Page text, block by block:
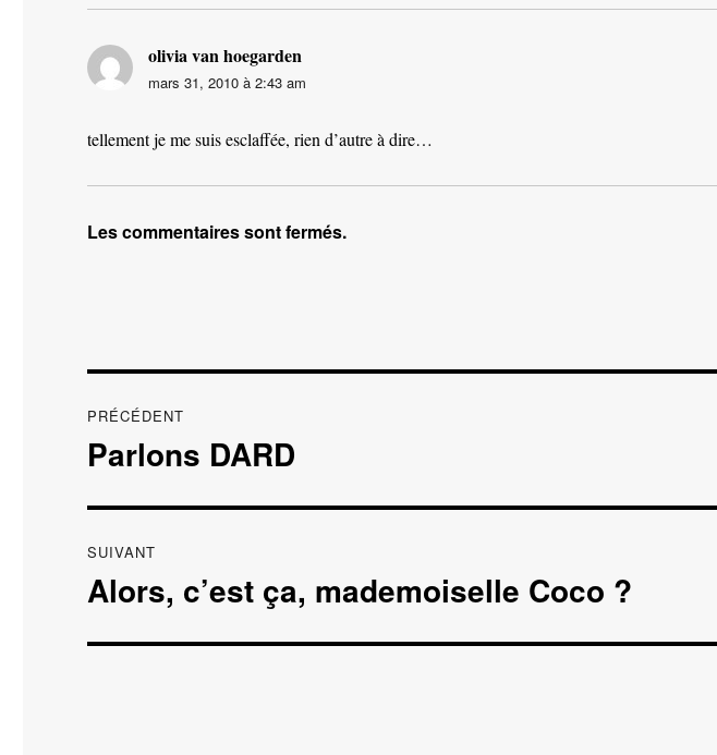
olivia van hoegarden
mars 31, 2010 à 2:43 am
tellement je me suis esclaffée, rien d’autre à dire…
Les commentaires sont fermés.
de
PRÉCÉDENT
Publication
Parlons DARD
SUIVANT
Publication
Alors, c’est ça, mademoiselle Coco ?